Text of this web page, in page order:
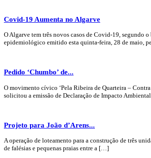
Covid-19 Aumenta no Algarve
O Algarve tem três novos casos de Covid-19, segundo
epidemiológico emitido esta quinta-feira, 28 de maio,
Pedido ‘Chumbo’ de...
O movimento cívico ‘Pela Ribeira de Quarteira – Contra
solicitou a emissão de Declaração de Impacto
Projeto para João d’Arens...
A operação de loteamento para a construção de três
de falésias e pequenas praias entre a […]